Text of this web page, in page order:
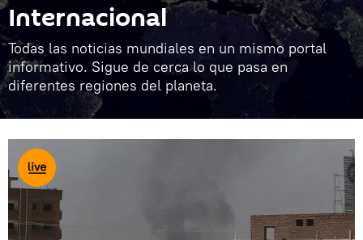
Internacional
Todas las noticias mundiales en un mismo portal
informativo. Sigue de cerca lo que pasa en
diferentes regiones del planeta.